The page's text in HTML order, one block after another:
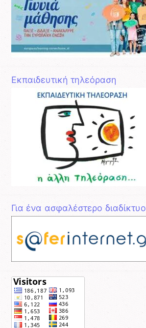
Εκπαιδευτική τηλεόραση
Για ένα ασφαλέστερο διαδίκτυο